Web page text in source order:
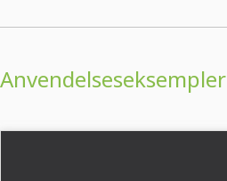
Anvendelseseksempler